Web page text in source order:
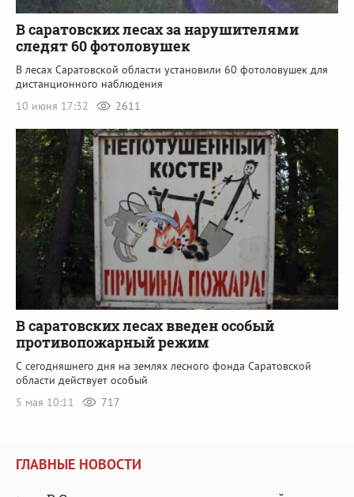
В саратовских лесах за нарушителями
следят 60 фотоловушек
В лесах Саратовской области установили 60 фотоловушек для
дистанционного наблюдения
10 июня 17:32
2611
В саратовских лесах введен особый
противопожарный режим
С сегодняшнего дня на землях лесного фонда Саратовской
области действует особый
5 мая 10:11
717
ГЛАВНЫЕ НОВОСТИ